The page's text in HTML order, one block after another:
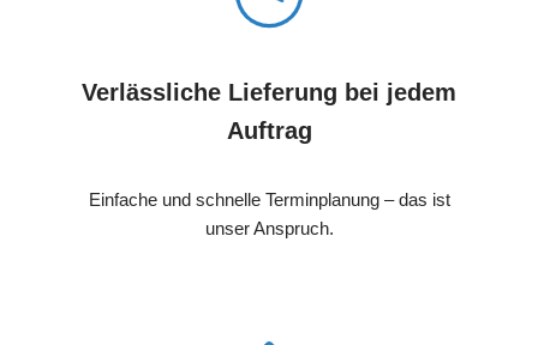
Verlässliche Lieferung bei jedem
Auftrag
Einfache und schnelle Terminplanung – das ist
unser Anspruch.